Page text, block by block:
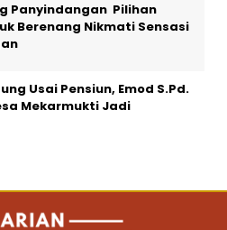
Panyindangan Pilihan
Berenang Nikmati Sensasi
Usai Pensiun, Emod S.Pd.
Mekarmukti Jadi